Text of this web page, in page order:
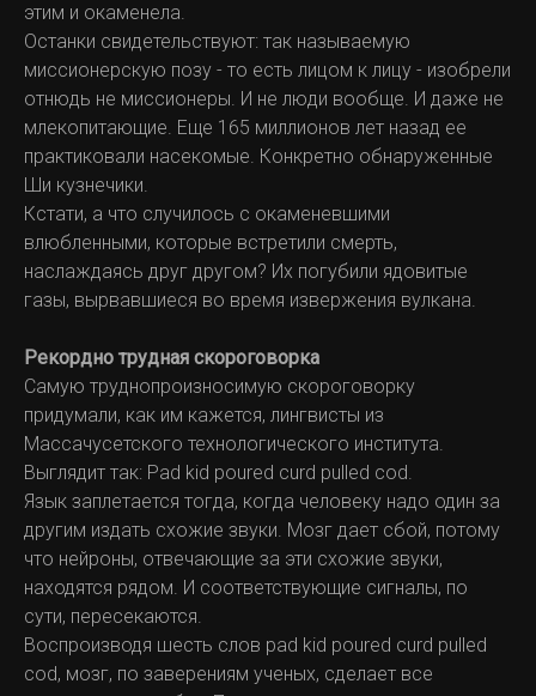
этим и окаменела.
Останки свидетельствуют: так называемую
миссионерскую позу - то есть лицом к лицу - изобрели
отнюдь не миссионеры. И не люди вообще. И даже не
млекопитающие. Еще 165 миллионов лет назад ее
практиковали насекомые. Конкретно обнаруженные
Ши кузнечики.
Кстати, а что случилось с окаменевшими
влюбленными, которые встретили смерть,
наслаждаясь друг другом? Их погубили ядовитые
газы, вырвавшиеся во время извержения вулкана.
Рекордно трудная скороговорка
Самую труднопроизносимую скороговорку
придумали, как им кажется, лингвисты из
Массачусетского технологического института.
Выглядит так: Рad kid poured curd pulled cod.
Язык заплетается тогда, когда человеку надо один за
другим издать схожие звуки. Мозг дает сбой, потому
что нейроны, отвечающие за эти схожие звуки,
находятся рядом. И соответствующие сигналы, по
сути, пересекаются.
Воспроизводя шесть слов pad kid poured curd pulled
cod, мозг, по заверениям ученых, сделает все